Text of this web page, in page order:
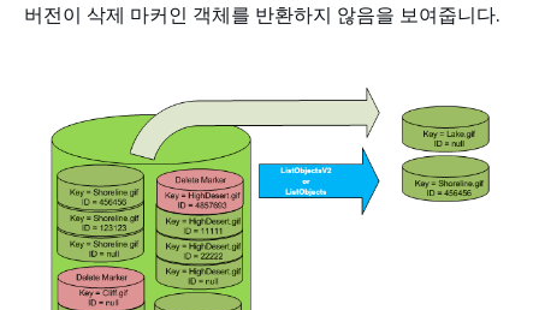
버전이 삭제 마커인 객체를 반환하지 않음을 보여줍니다.